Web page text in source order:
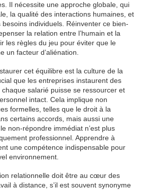
Il nécessite une approche globale, qui
la qualité des interactions humaines, et
individuels. Réinventer ce bien-
la relation entre l’humain et la
les règles du jeu pour éviter que le
un facteur d’aliénation.
cet équilibre est la culture de la
que les entreprises instaurent des
salarié puisse se ressourcer et
intact. Cela implique non
formelles, telles que le droit à la
certains accords, mais aussi une
non-répondre immédiat n’est plus
professionnel. Apprendre à
une compétence indispensable pour
environnement.
relationnelle doit être au cœur des
à distance, s’il est souvent synonyme